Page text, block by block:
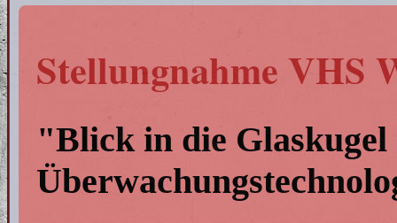
Stellungnahme VHS
"Blick in die Glaskugel